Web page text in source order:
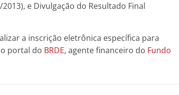
e Divulgação do Resultado Final
a inscrição eletrônica específica para
portal do BRDE, agente financeiro do Fundo